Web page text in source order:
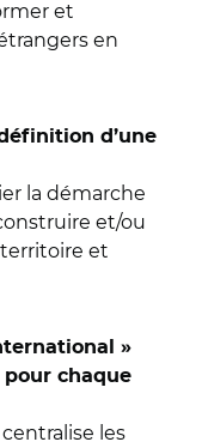
et
en
d’une
la démarche
et/ou
et
»
pour chaque
les